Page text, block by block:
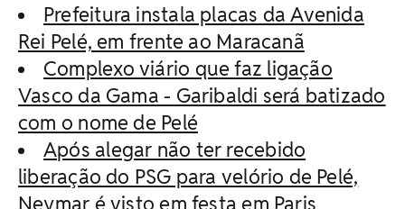
Prefeitura instala placas da Avenida
Rei Pelé, em frente ao Maracanã
Complexo viário que faz ligação
Vasco da Gama - Garibaldi será batizado
com o nome de Pelé
Após alegar não ter recebido
liberação do PSG para velório de Pelé,
Neymar é visto em festa em Paris